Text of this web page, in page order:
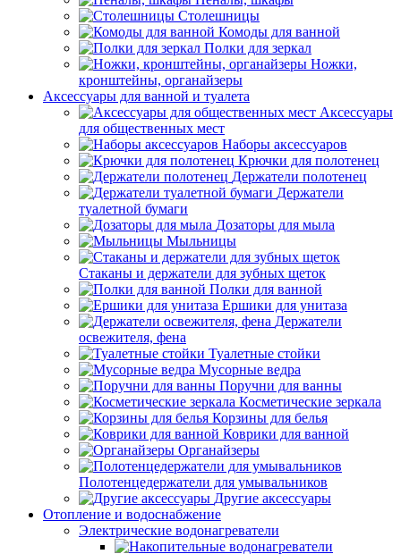
Столешницы
Комоды для ванной
Полки для зеркал
Ножки,
кронштейны, органайзеры
Аксессуары для ванной и туалета
Аксессуары
для общественных мест
Наборы аксессуаров
Крючки для полотенец
Держатели полотенец
Держатели
туалетной бумаги
Дозаторы для мыла
Мыльницы
Стаканы и держатели для зубных щеток
Полки для ванной
Ершики для унитаза
Держатели
освежителя, фена
Туалетные стойки
Мусорные ведра
Поручни для ванны
Косметические зеркала
Корзины для белья
Коврики для ванной
Органайзеры
Полотенцедержатели для умывальников
Другие аксессуары
Отопление и водоснабжение
Электрические водонагреватели